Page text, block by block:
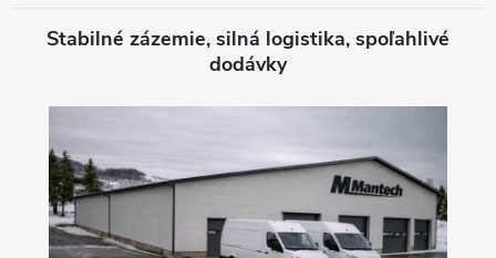
Stabilné zázemie, silná logistika, spoľahlivé
dodávky